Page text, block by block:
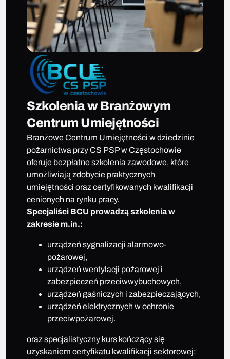
Szkolenia w Branżowym
Centrum Umiejętności
Branżowe Centrum Umiejętności w dziedzinie
pożarnictwa przy CS PSP w Częstochowie
oferuje bezpłatne szkolenia zawodowe, które
umożliwiają zdobycie praktycznych
umiejętności oraz certyfikowanych kwalifikacji
cenionych na rynku pracy.
Specjaliści BCU prowadzą szkolenia w
zakresie m.in.:
urządzeń sygnalizacji alarmowo-
pożarowej,
urządzeń wentylacji pożarowej i
zabezpieczeń przeciwwybuchowych,
urządzeń gaśniczych i zabezpieczających,
urządzeń elektrycznych w ochronie
przeciwpożarowej.
oraz specjalistyczny kurs kończący się
uzyskaniem certyfikatu kwalifikacji sektorowej: